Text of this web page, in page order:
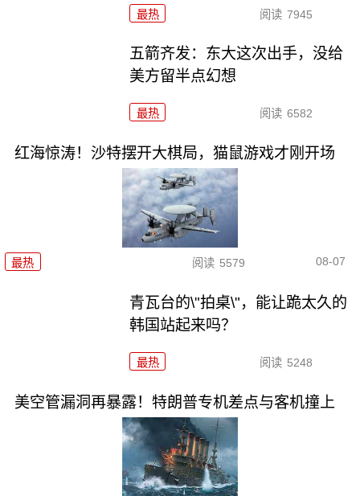
最热 阅读 7945
五箭齐发：东大这次出手，没给
美方留半点幻想
最热 阅读 6582
红海惊涛！沙特摆开大棋局，猫鼠游戏才刚开场
最热 阅读 5579 08-07
青瓦台的\"拍桌\"，能让跪太久的
韩国站起来吗？
最热 阅读 5248
美空管漏洞再暴露！特朗普专机差点与客机撞上